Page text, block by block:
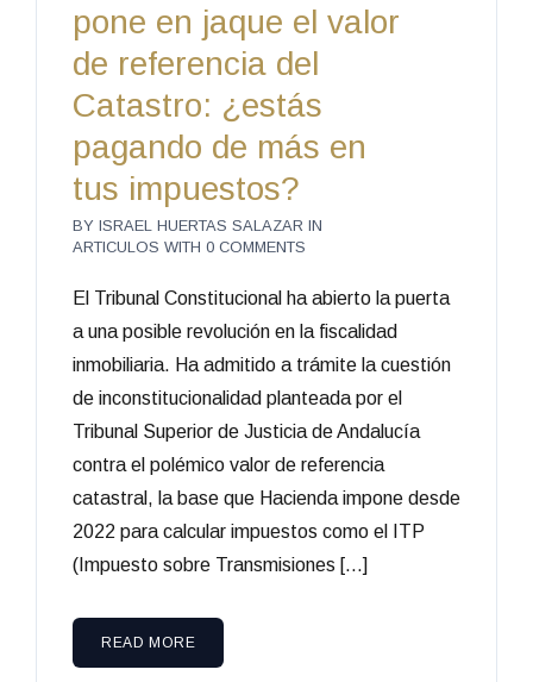
pone en jaque el valor
de referencia del
Catastro: ¿estás
pagando de más en
tus impuestos?
BY ISRAEL HUERTAS SALAZAR IN
ARTICULOS WITH 0 COMMENTS
El Tribunal Constitucional ha abierto la puerta
a una posible revolución en la fiscalidad
inmobiliaria. Ha admitido a trámite la cuestión
de inconstitucionalidad planteada por el
Tribunal Superior de Justicia de Andalucía
contra el polémico valor de referencia
catastral, la base que Hacienda impone desde
2022 para calcular impuestos como el ITP
(Impuesto sobre Transmisiones […]
READ MORE